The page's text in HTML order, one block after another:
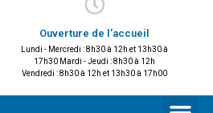
Ouverture de l'accueil
Lundi - Mercredi : 8h30 à 12h et 13h30 à
17h30 Mardi - Jeudi : 8h30 à 12h
Vendredi : 8h30 à 12h et 13h30 à 17h00